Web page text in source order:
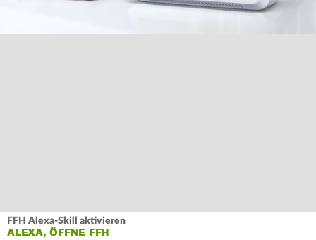
FFH Alexa-Skill aktivieren
ALEXA, ÖFFNE FFH